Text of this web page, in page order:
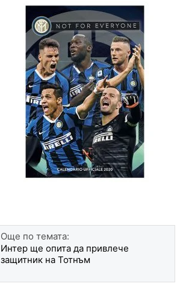
Още по темата:
Интер ще опита да привлече
защитник на Тотнъм